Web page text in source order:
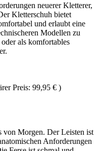
neuerer Kletterer,
Kletterschuh bietet
und erlaubt eine
Modellen zu
als komfortables
Preis: 99,95 € )
von Morgen. Der Leisten ist
Anforderungen